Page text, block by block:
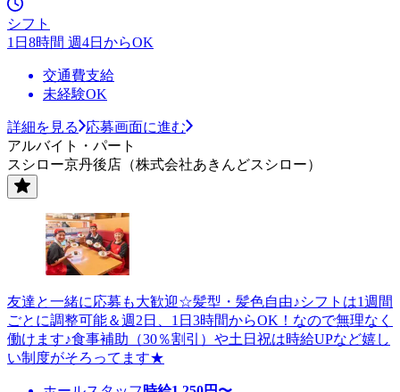
シフト
1日8時間 週4日からOK
交通費支給
未経験OK
詳細を見る
応募画面に進む
アルバイト・パート
スシロー京丹後店（株式会社あきんどスシロー）
友達と一緒に応募も大歓迎☆髪型・髪色自由♪シフトは1週間
ごとに調整可能＆週2日、1日3時間からOK！なので無理なく
働けます♪食事補助（30％割引）や土日祝は時給UPなど嬉し
い制度がそろってます★